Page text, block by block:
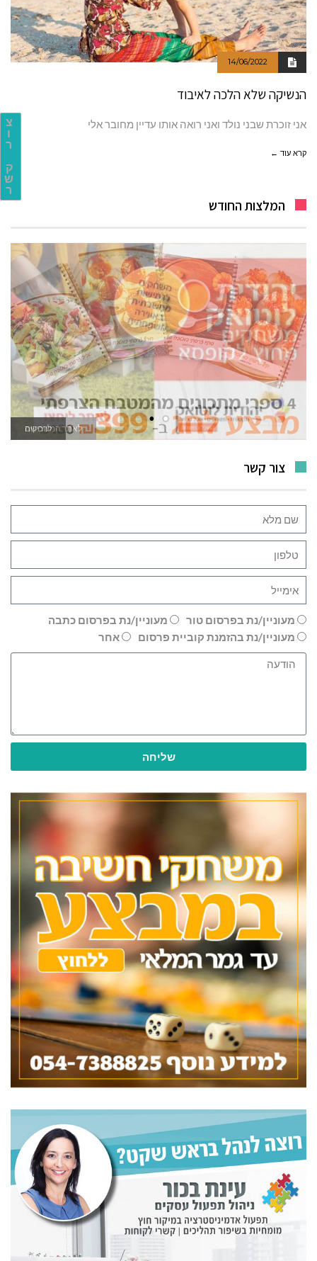
צ
ו
ר
ק
ש
ר
14/06/2022
הנשיקה שלא הלכה לאיבוד
אני זוכרת שבני נולד ואני רואה אותו עדיין מחובר אלי
קרא עוד ←
המלצות החודש
לאתר המשחקים
צור קשר
מעוניין/נת בפרסום טור
מעוניין/נת בפרסום כתבה
מעוניין/נת בהזמנת קוביית פרסום
אחר
שליחה